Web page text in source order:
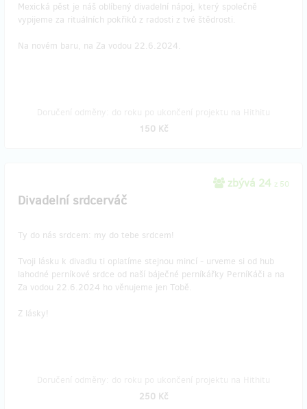
Mexická pěst je náš oblíbený divadelní nápoj, který společně
vypijeme za rituálních pokřiků z radosti z tvé štědrosti.
Na novém baru, na Za vodou 22.6.2024.
150 Kč
zbývá 24 z 50
Divadelní srdcerváč
Ty do nás srdcem: my do tebe srdcem!
Tvoji lásku k divadlu ti oplatíme stejnou mincí - urveme si od hub
lahodné perníkové srdce od naší báječné perníkářky PerníKáči a na
Za vodou 22.6.2024 ho věnujeme jen Tobě.
Z lásky!
250 Kč